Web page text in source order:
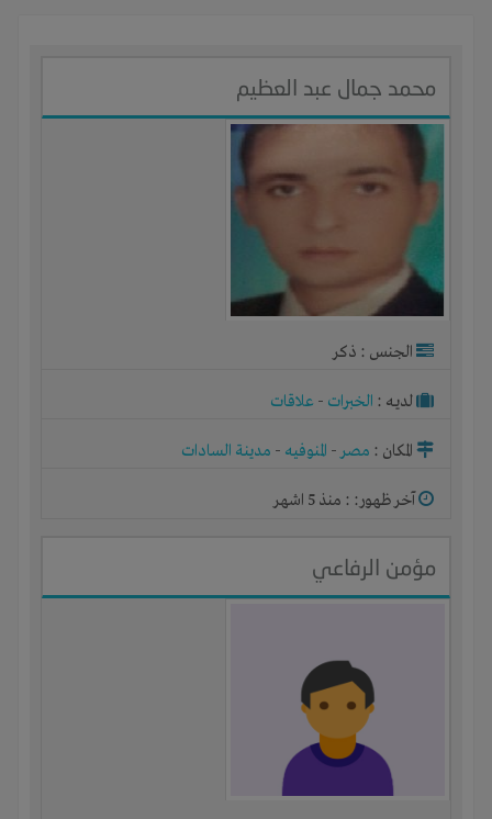
محمد جمال عبد العظيم
الجنس : ذكر
لديـه : الخبرات - علاقات
المكان : مصر- المنوفيه - مدينة السادات
آخر ظهور: : منذ 5 اشهر
مؤمن الرفاعي